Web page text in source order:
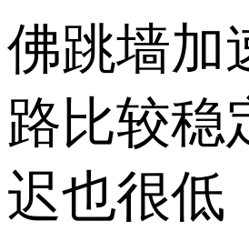
佛跳墙加
路比较稳
迟也很低